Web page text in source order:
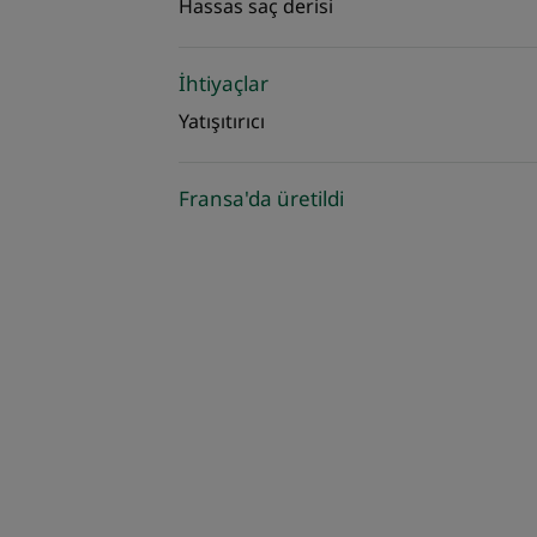
Hassas saç derisi
İhtiyaçlar
Yatışıtırıcı
Fransa'da üretildi